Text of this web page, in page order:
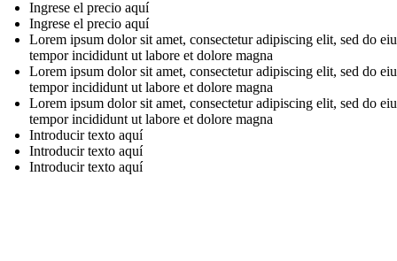
Ingrese el precio aquí
Ingrese el precio aquí
Lorem ipsum dolor sit amet, consectetur adipiscing elit, sed do
tempor incididunt ut labore et dolore magna
Lorem ipsum dolor sit amet, consectetur adipiscing elit, sed do
tempor incididunt ut labore et dolore magna
Lorem ipsum dolor sit amet, consectetur adipiscing elit, sed do
tempor incididunt ut labore et dolore magna
Introducir texto aquí
Introducir texto aquí
Introducir texto aquí